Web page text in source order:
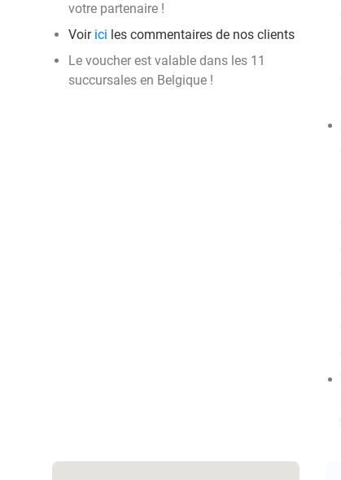
votre partenaire !
Voir ici les commentaires de nos clients
Le voucher est valable dans les 11
succursales en Belgique !